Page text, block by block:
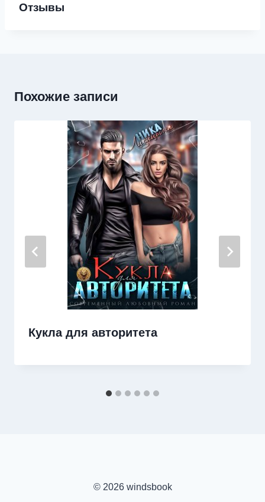
Отзывы
Похожие записи
Кукла для авторитета
© 2026 windsbook